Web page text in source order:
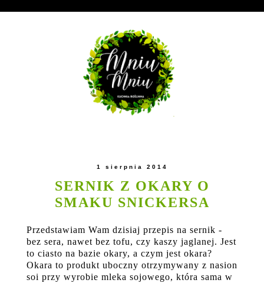
1 sierpnia 2014
SERNIK Z OKARY O
SMAKU SNICKERSA
Przedstawiam Wam dzisiaj przepis na sernik -
bez sera, nawet bez tofu, czy kaszy jaglanej. Jest
to ciasto na bazie okary, a czym jest okara?
Okara to produkt uboczny otrzymywany z nasion
soi przy wyrobie mleka sojowego, która sama w